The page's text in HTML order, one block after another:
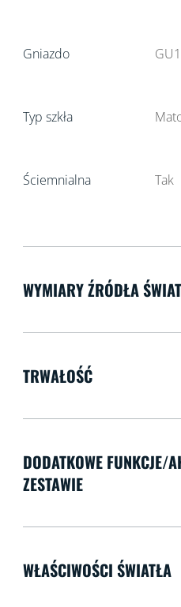
Gniazdo
Typ szkła
Ściemnialna Tak
WYMIARY ŹRÓDŁA
TRWAŁOŚĆ
DODATKOWE FUNKCJE/
ZESTAWIE
WŁAŚCIWOŚCI ŚWIATŁA